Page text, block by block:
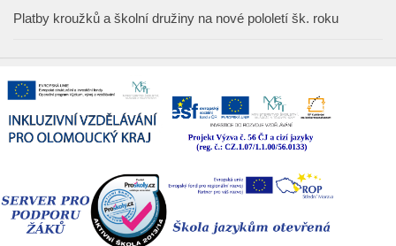
Platby kroužků a školní družiny na nové pololetí šk. roku